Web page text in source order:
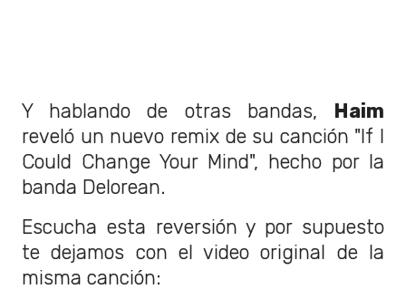
Y hablando de otras bandas, Haim
reveló un nuevo remix de su canción "If I
Could Change Your Mind", hecho por la
banda Delorean.
Escucha esta reversión y por supuesto
te dejamos con el video original de la
misma canción: